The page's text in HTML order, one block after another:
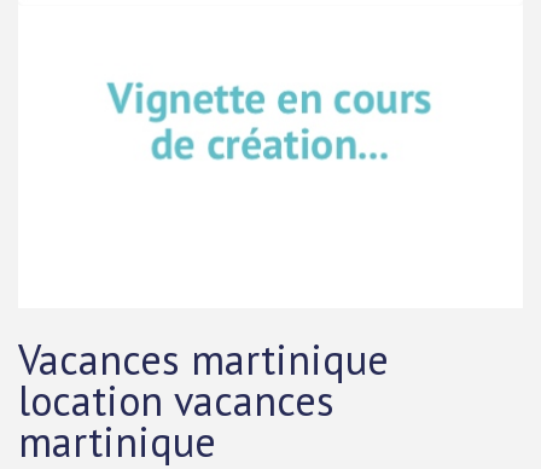
Vacances martinique
location vacances
martinique